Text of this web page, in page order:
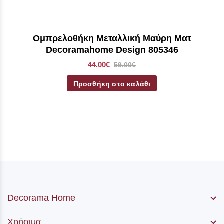
Ομπρελοθήκη Μεταλλική Μαύρη Ματ
Decoramahome Design 805346
44.00€ 59.00€
Προσθήκη στο καλάθι
Decorama Home